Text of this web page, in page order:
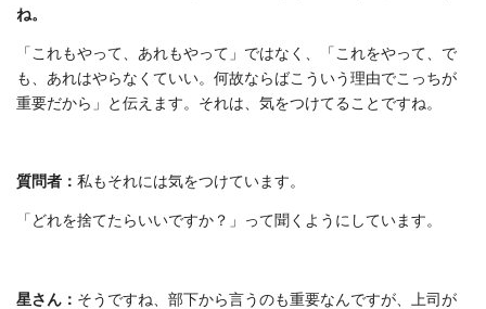
ね。
「これもやって、あれもやって」ではなく、「これをやって、で
も、あれはやらなくていい。何故ならばこういう理由でこっちが
重要だから」と伝えます。それは、気をつけてることですね。
質問者： 私もそれには気をつけています。
「どれを捨てたらいいですか？」って聞くようにしています。
星さん： そうですね、部下から言うのも重要なんですが、上司が